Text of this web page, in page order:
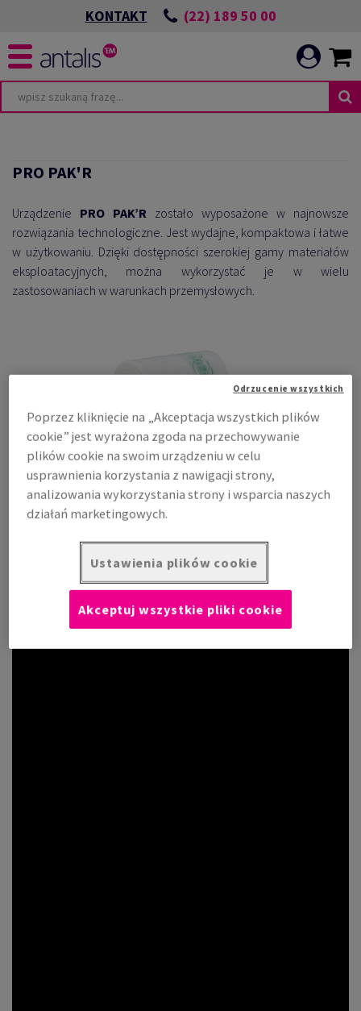
KONTAKT (22) 189 50 00
PRO PAK'R
Urządzenie PRO PAK’R zostało wyposażone w najnowsze
rozwiązania technologiczne. Jest wydajne, kompaktowa i łatwe
w użytkowaniu. Dzięki dostępności szerokiej gamy materiałów
eksploatacyjnych, można wykorzystać je w wielu
zastosowaniach w warunkach przemysłowych.
Poprzez kliknięcie na „Akceptacja wszystkich plików
cookie” jest wyrażona zgoda na przechowywanie
plików cookie na swoim urządzeniu w celu
usprawnienia korzystania z nawigacji strony,
analizowania wykorzystania strony i wsparcia naszych
działań marketingowych.
Ustawienia plików cookie
Odrzucenie wszystkich
Akceptuj wszystkie pliki cookie